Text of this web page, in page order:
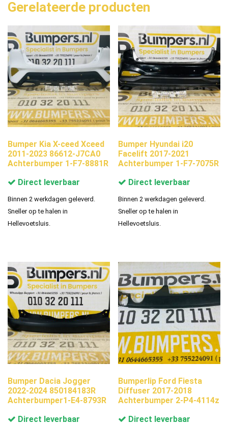
Gerelateerde producten
Bumper Kia X-ceed Xceed
2011-2023 86612-J7CA0
Achterbumper 1-F7-8881R
Direct leverbaar
Binnen 2 werkdagen geleverd.
Sneller op te halen in
Hellevoetsluis.
Bumper Hyundai i20
Facelift 2017-2021
Achterbumper 1-F7-7075R
Direct leverbaar
Binnen 2 werkdagen geleverd.
Sneller op te halen in
Hellevoetsluis.
Bumper Dacia Jogger
2022-2024 850184183R
Achterbumper1-E4-8793R
Direct leverbaar
Bumperlip Ford Fiesta
Diffuser 2017-2018
Achterbumper 2-P4-4114z
Direct leverbaar